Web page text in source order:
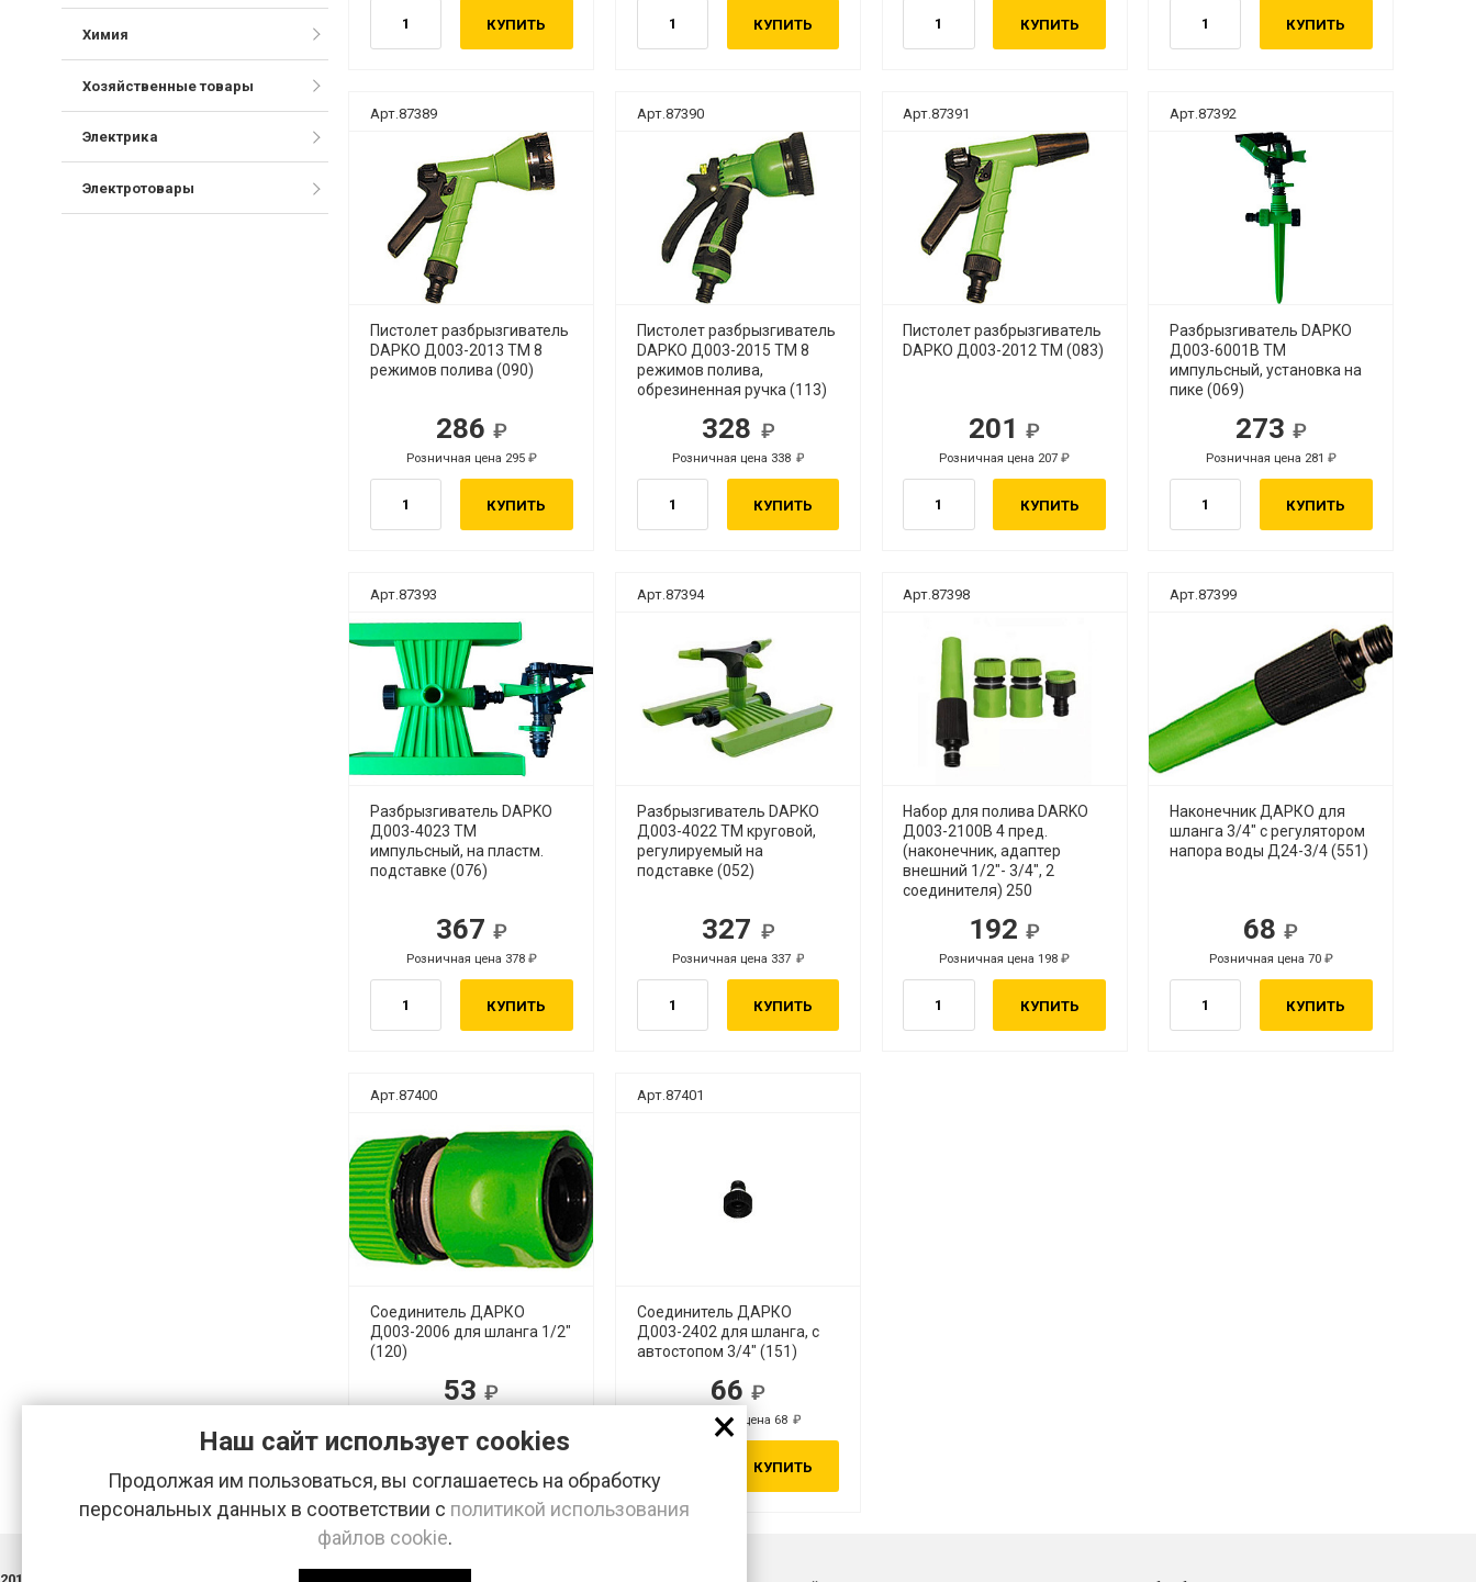
КУПИТЬ КУПИТЬ КУПИТЬ КУПИТЬ
Арт.87389
Пистолет разбрызгиватель
DAPKO Д003-2013 ТМ 8
режимов полива (090)
286
Розничная цена 295
КУПИТЬ
Арт.87390
Пистолет разбрызгиватель
DAPKO Д003-2015 ТМ 8
режимов полива,
обрезиненная ручка (113)
328
Розничная цена 338
КУПИТЬ
Арт.87391
Пистолет разбрызгиватель
DAPKO Д003-2012 ТМ (083)
201
руб.
Розничная цена 207
руб.
КУПИТЬ
Арт.87392
Разбрызгиватель DAPKO
Д003-6001В ТМ
импульсный, установка на
пике (069)
273
руб.
Розничная цена 281
руб.
КУПИТЬ
Арт.87393
Разбрызгиватель DAPKO
Д003-4023 ТМ
импульсный, на пластм.
подставке (076)
367
Розничная цена 378
КУПИТЬ
Арт.87394
Разбрызгиватель DAPKO
Д003-4022 ТМ круговой,
регулируемый на
подставке (052)
327
Розничная цена 337
КУПИТЬ
Арт.87398
Набор для полива DARKO
Д003-2100В 4 пред.
(наконечник, адаптер
внешний 1/2"- 3/4", 2
соединителя) 250
192
руб.
Розничная цена 198
руб.
КУПИТЬ
Арт.87399
Наконечник ДАРКО для
шланга 3/4" с регулятором
напора воды Д24-3/4 (551)
68
руб.
Розничная цена 70
руб.
КУПИТЬ
Арт.87400
Соединитель ДАРКО
Д003-2006 для шланга 1/2"
(120)
53
Арт.87401
Соединитель ДАРКО
Д003-2402 для шланга, с
автостопом 3/4" (151)
66
руб.
Розничная цена 68
КУПИТЬ
Химия
Хозяйственные товары
Электрика
Электротовары
×
Наш сайт использует cookies
Продолжая им пользоваться, вы соглашаетесь на обработку
персональных данных в соответствии с политикой использования
файлов cookie.